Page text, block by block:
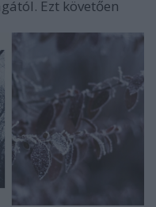
Ezt követően